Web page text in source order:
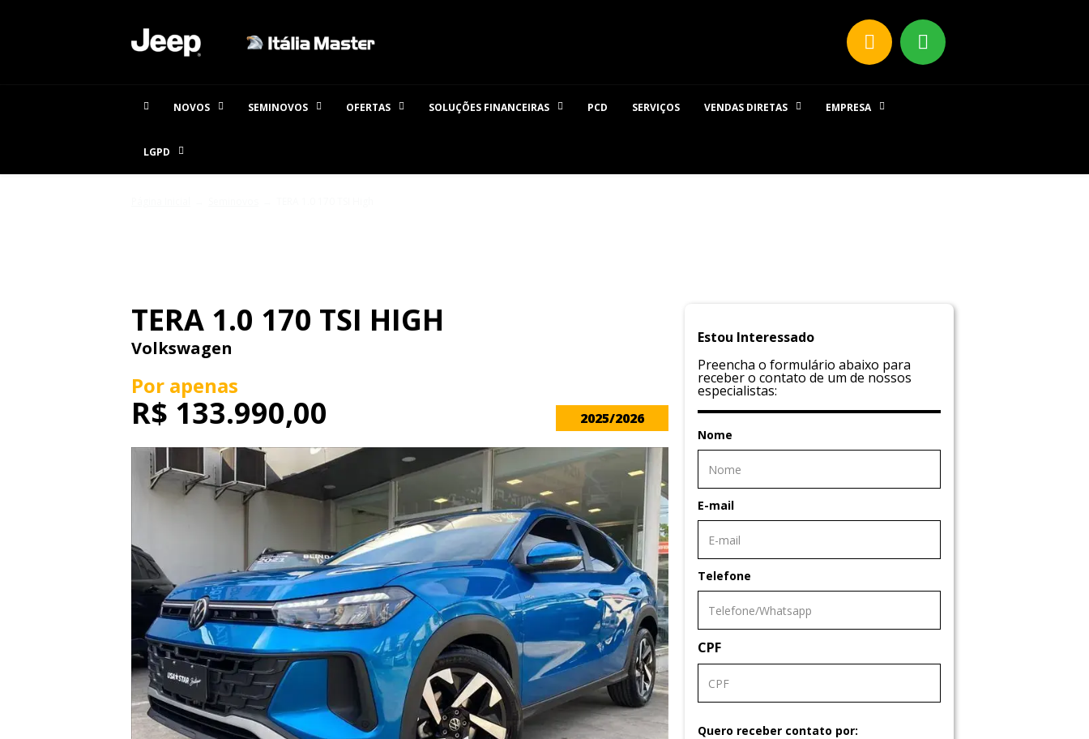
NOVOS SEMINOVOS OFERTAS SOLUÇÕES FINANCEIRAS PCD SERVIÇOS VENDAS DIRETAS EMPRESA
LGPD
TERA 1.0 170 TSI HIGH
Volkswagen
Por apenas
R$ 133.990,00 2025/2026
Estou Interessado
Preencha o formulário abaixo para
receber o contato de um de nossos
especialistas:
Nome
E-mail
Telefone
CPF
Quero receber contato por: